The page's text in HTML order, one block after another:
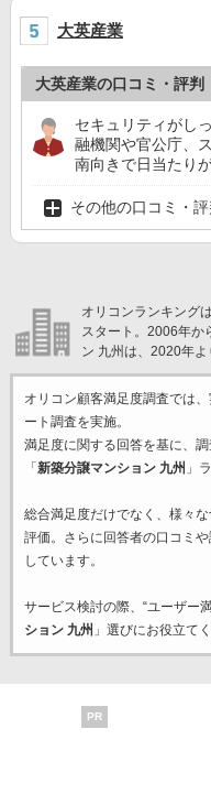
大英産業
大英産業の口コミ・評判
セキュリティがし
融機関や官公庁、
南向きで日当たり
その他の口コミ・評
オリコンランキング
スタート。2006年か
ン 九州は、2020年よ
オリコン顧客満足度調査では
ート調査を実施。
満足度に関する回答を基に、調
「 新築分譲マンション 九州 」
総合満足度だけでなく、様々な
評価。さらに回答者の口コミ
しています。
サービス検討の際、“ユーザー
ション 九州 」選びにお役立て
PR